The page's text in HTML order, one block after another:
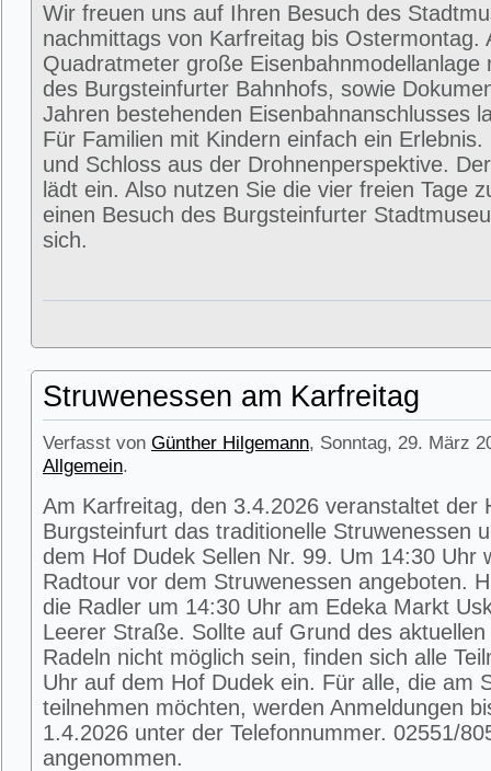
Wir freuen uns auf Ihren Besuch des
nachmittags von Karfreitag bis Ostermontag.
Quadratmeter große Eisenbahnmodellanlage
des Burgsteinfurter Bahnhofs, sowie
Jahren bestehenden Eisenbahnanschlusses
Für Familien mit Kindern einfach ein
und Schloss aus der Drohnenperspektive.
lädt ein. Also nutzen Sie die vier freien Tage
einen Besuch des Burgsteinfurter
sich.
Struwenessen am Karfreitag
Verfasst von Günther Hilgemann, Sonntag, 29. März
Allgemein.
Am Karfreitag, den 3.4.2026 veranstaltet der
Burgsteinfurt das traditionelle Struwenessen
dem Hof Dudek Sellen Nr. 99. Um 14:30 Uhr
Radtour vor dem Struwenessen angeboten.
die Radler um 14:30 Uhr am Edeka Markt
Leerer Straße. Sollte auf Grund des
Radeln nicht möglich sein, finden sich alle
Uhr auf dem Hof Dudek ein. Für alle, die am
teilnehmen möchten, werden Anmeldungen
1.4.2026 unter der Telefonnummer. 02551/
angenommen.